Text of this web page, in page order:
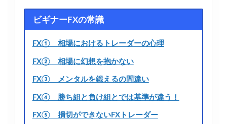
ビギナーFXの常識
FX① 相場におけるトレーダーの心理
FX② 相場に幻想を抱かない
FX③ メンタルを鍛えるの間違い
FX④ 勝ち組と負け組とでは基準が違う！
FX⑤ 損切ができないFXトレーダー